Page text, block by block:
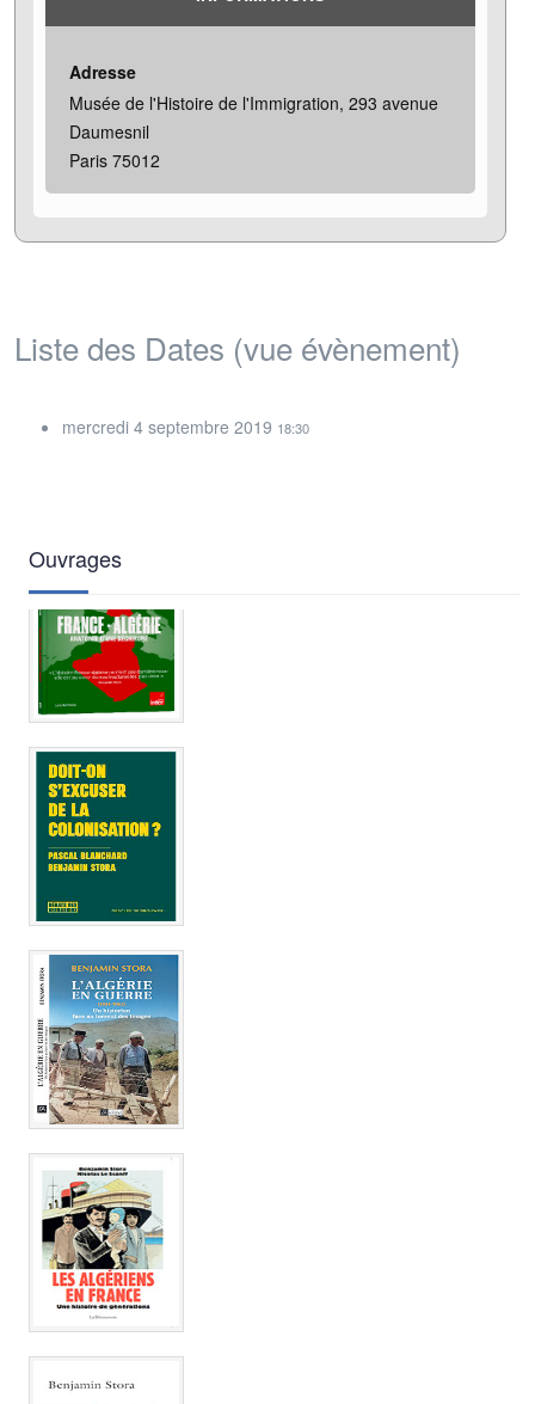
Adresse
Musée de l'Histoire de l'Immigration, 293 avenue
Daumesnil
Paris 75012
Liste des Dates (vue évènement)
mercredi 4 septembre 2019 18:30
Ouvrages